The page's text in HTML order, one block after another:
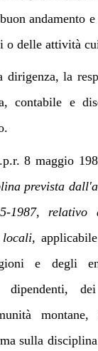
andamento
delle attività
dirigenza, la
contabile e
8 maggio
prevista
1987, relativo
e degli
dipendenti,
sulla